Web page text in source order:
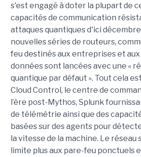
s'est engagé à doter la plupart de
capacités de communication
attaques quantiques d'ici
nouvelles séries de routeurs,
feu destinés aux entreprises et
données sont lancées avec une «
quantique par défaut ». Tout cela
Cloud Control, le centre de
l’ère post-Mythos, Splunk
de télémétrie ainsi que des
basées sur des agents pour
la vitesse de la machine. Le réseau
limite plus aux pare-feu ponctuels